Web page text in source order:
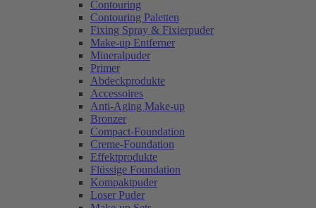
Contouring
Contouring Paletten
Fixing Spray & Fixierpuder
Make-up Entferner
Mineralpuder
Primer
Abdeckprodukte
Accessoires
Anti-Aging Make-up
Bronzer
Compact-Foundation
Creme-Foundation
Effektprodukte
Flüssige Foundation
Kompaktpuder
Loser Puder